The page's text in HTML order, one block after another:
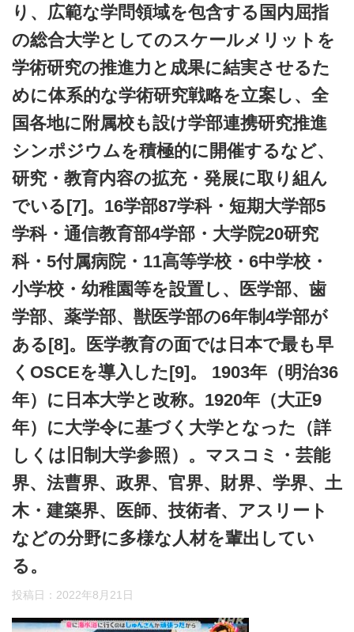
り、広範な学問領域を包含する国内屈指
の総合大学としてのスケールメリットを
学術研究の推進力と成果に結実させるた
めに体系的な学術研究戦略を立案し、全
国各地に附属校も設け学部連携研究推進
シンポジウムを積極的に開催するなど、
研究・教育内容の拡充・発展に取り組ん
でいる[7]。16学部87学科・短期大学部5
学科・通信教育部4学部・大学院20研究
科・5付属病院・11高等学校・6中学校・
小学校・幼稚園等を設置し、医学部、歯
学部、薬学部、獣医学部の6年制4学部が
ある[8]。医学教育の面では日本で最も早
くOSCEを導入した[9]。 1903年（明治36
年）に日本大学と改称。1920年（大正9
年）に大学令に基づく大学となった（詳
しくは旧制大学参照）。マスコミ・芸能
界、法曹界、政界、官界、財界、学界、土
木・建築界、医師、技術者、アスリート
などの分野に多様な人材を輩出してい
る。
投稿日： 2022年8月21日